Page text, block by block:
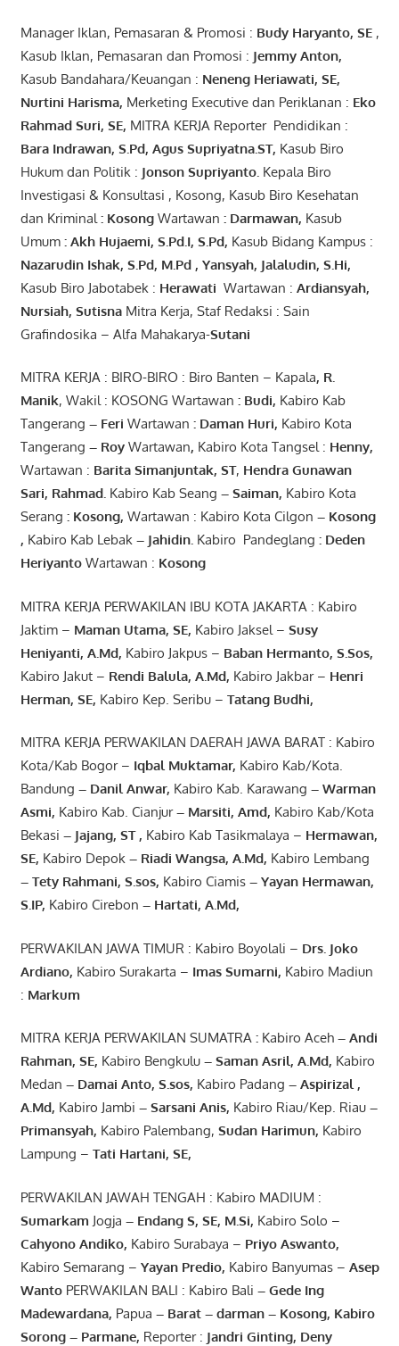
Manager Iklan, Pemasaran & Promosi : Budy Haryanto, SE,
Kasub Iklan, Pemasaran dan Promosi : Jemmy Anton,
Kasub Bandahara/Keuangan : Neneng Heriawati, SE,
Nurtini Harisma, Merketing Executive dan Periklanan : Eko
Rahmad Suri, SE, MITRA KERJA Reporter Pendidikan :
Bara Indrawan, S.Pd, Agus Supriyatna.ST, Kasub Biro
Hukum dan Politik : Jonson Supriyanto. Kepala Biro
Investigasi & Konsultasi , Kosong, Kasub Biro Kesehatan
dan Kriminal : KosongWartawan : Darmawan, Kasub
Umum : Akh Hujaemi, S.Pd.I, S.Pd, Kasub Bidang Kampus :
Nazarudin Ishak, S.Pd, M.Pd, Yansyah, Jalaludin, S.Hi,
Kasub Biro Jabotabek : Herawati Wartawan : Ardiansyah,
Nursiah, SutisnaMitra Kerja, Staf Redaksi : Sain
Grafindosika – Alfa Mahakarya-Sutani
MITRA KERJA : BIRO-BIRO : Biro Banten – Kapala, R.
Manik, Wakil : KOSONG Wartawan : Budi, Kabiro Kab
Tangerang – Feri Wartawan : Daman Huri, Kabiro Kota
Tangerang – RoyWartawan, Kabiro Kota Tangsel : Henny,
Wartawan : Barita Simanjuntak, ST, Hendra Gunawan
Sari, Rahmad. Kabiro Kab Seang – Saiman, Kabiro Kota
Serang : Kosong, Wartawan : Kabiro Kota Cilgon – Kosong
, Kabiro Kab Lebak– Jahidin. Kabiro Pandeglang : Deden
Heriyanto Wartawan : Kosong
MITRA KERJA PERWAKILAN IBU KOTA JAKARTA : Kabiro
Jaktim – Maman Utama, SE, Kabiro Jaksel – Susy
Heniyanti, A.Md, Kabiro Jakpus – Baban Hermanto, S.Sos,
Kabiro Jakut – Rendi Balula, A.Md, Kabiro Jakbar – Henri
Herman, SE, Kabiro Kep. Seribu – Tatang Budhi,
MITRA KERJA PERWAKILAN DAERAH JAWA BARAT : Kabiro
Kota/Kab Bogor – Iqbal Muktamar, Kabiro Kab/Kota.
Bandung – Danil Anwar, Kabiro Kab. Karawang –Warman
Asmi, Kabiro Kab. Cianjur– Marsiti, Amd, Kabiro Kab/Kota
Bekasi – Jajang, ST , Kabiro Kab Tasikmalaya – Hermawan,
SE, Kabiro Depok– Riadi Wangsa, A.Md, Kabiro Lembang
– Tety Rahmani, S.sos, Kabiro Ciamis– Yayan Hermawan,
S.IP, Kabiro Cirebon – Hartati, A.Md,
PERWAKILAN JAWA TIMUR : Kabiro Boyolali – Drs. Joko
Ardiano, Kabiro Surakarta – Imas Sumarni, Kabiro Madiun
: Markum
MITRA KERJA PERWAKILAN SUMATRA :Kabiro Aceh– Andi
Rahman, SE, Kabiro Bengkulu– Saman Asril, A.Md, Kabiro
Medan – Damai Anto, S.sos, Kabiro Padang – Aspirizal ,
A.Md, Kabiro Jambi – Sarsani Anis, Kabiro Riau/Kep. Riau–
Primansyah, Kabiro Palembang, Sudan Harimun, Kabiro
Lampung – Tati Hartani, SE,
PERWAKILAN JAWAH TENGAH : Kabiro MADIUM :
Sumarkam Jogja – EndangS, SE, M.Si, Kabiro Solo –
Cahyono Andiko, Kabiro Surabaya – Priyo Aswanto,
Kabiro Semarang – Yayan Predio, Kabiro Banyumas – Asep
WantoPERWAKILAN BALI : Kabiro Bali – Gede Ing
Madewardana, Papua – Barat – darman– Kosong, Kabiro
Sorong– Parmane, Reporter : Jandri Ginting, Deny